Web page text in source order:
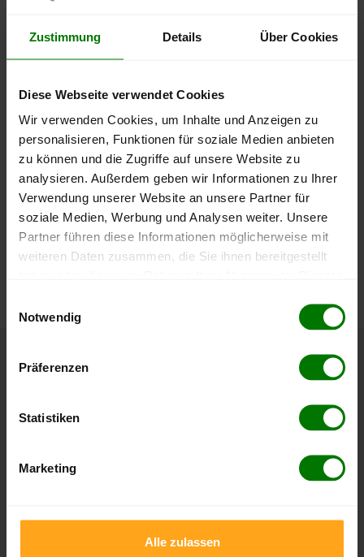
Zustimmung Details Über Cookies
Diese Webseite verwendet Cookies
Wir verwenden Cookies, um Inhalte und Anzeigen zu
personalisieren, Funktionen für soziale Medien anbieten
zu können und die Zugriffe auf unsere Website zu
analysieren. Außerdem geben wir Informationen zu Ihrer
Verwendung unserer Website an unsere Partner für
soziale Medien, Werbung und Analysen weiter. Unsere
Partner führen diese Informationen möglicherweise mit
weiteren Daten zusammen, die Sie ihnen bereitgestellt
Notwendig
Präferenzen
Statistiken
Marketing
Alle zulassen
lose Ware Sackware
September
Januar
Mai
250 €
350 €
Die aktuelle Preisentwicklung für Holzpellets in Deutschland
können Sie jederzeit auf unsererPelletspreise-Seite
Höchst- und Tiefststände der
Pelletspreise für lose Holzpellets und Holzpellets
Sackware in Elsterwerda
. Das dazugehörige Datum zeigt,
erreicht wurde.